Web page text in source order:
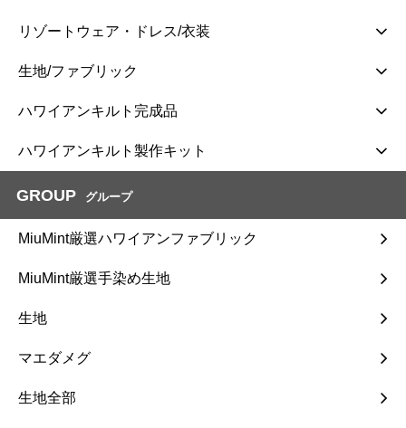
リゾートウェア・ドレス/衣装
生地/ファブリック
ハワイアンキルト完成品
ハワイアンキルト製作キット
GROUP グループ
MiuMint厳選ハワイアンファブリック
MiuMint厳選手染め生地
生地
マエダメグ
生地全部